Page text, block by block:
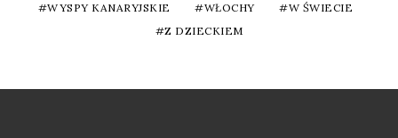
WYSPY KANARYJSKIE
WŁOCHY
W ŚWIECIE
Z DZIECKIEM